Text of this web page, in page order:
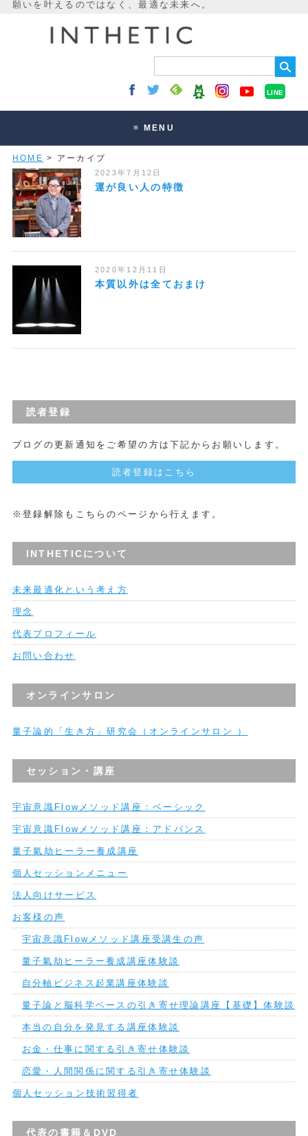
LINE
≡ MENU
講座・セッション
オンラインサロン
HOME > アーカイブ
2023年7月12日
運が良い人の特徴
2020年12月11日
本質以外は全ておまけ
読者登録
ブログの更新通知をご希望の方は下記からお願いします。
読者登録はこちら
※登録解除もこちらのページから行えます。
INTHETICについて
未来最適化という考え方
理念
代表プロフィール
お問い合わせ
オンラインサロン
量子論的「生き方」研究会（オンラインサロン ）
セッション・講座
宇宙意識Flowメソッド講座：ベーシック
宇宙意識Flowメソッド講座：アドバンス
量子氣劫ヒーラー養成講座
個人セッションメニュー
法人向けサービス
お客様の声
宇宙意識Flowメソッド講座受講生の声
量子氣劫ヒーラー養成講座体験談
自分軸ビジネス起業講座体験談
量子論と脳科学ベースの引き寄せ理論講座【基礎】体験談
本当の自分を発見する講座体験談
お金・仕事に関する引き寄せ体験談
恋愛・人間関係に関する引き寄せ体験談
個人セッション技術習得者
代表の書籍＆DVD